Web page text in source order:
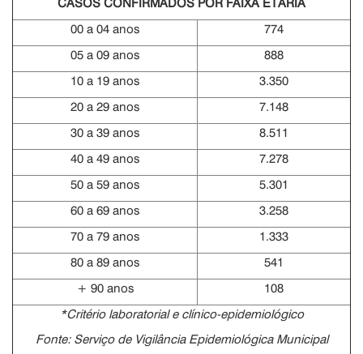
00 a 04 anos
774
05 a 09 anos
888
10 a 19 anos
3.350
20 a 29 anos
7.148
30 a 39 anos
8.511
40 a 49 anos
7.278
50 a 59 anos
5.301
60 a 69 anos
3.258
70 a 79 anos
1.333
80 a 89 anos
541
+ 90 anos
108
*Critério laboratorial e clínico-epidemiológico
Fonte: Serviço de Vigilância Epidemiológica Municipal